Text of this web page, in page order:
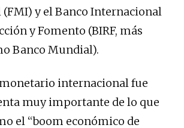
y el Banco Internacional
y Fomento (BIRF, más
Banco Mundial).
internacional fue
muy importante de lo que
el “boom económico de